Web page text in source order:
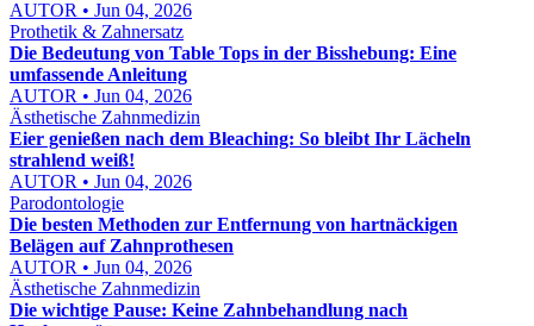
AUTOR • Jun 04, 2026
Prothetik & Zahnersatz
Die Bedeutung von Table Tops in der Bisshebung: Eine
umfassende Anleitung
AUTOR • Jun 04, 2026
Ästhetische Zahnmedizin
Eier genießen nach dem Bleaching: So bleibt Ihr Lächeln
strahlend weiß!
AUTOR • Jun 04, 2026
Parodontologie
Die besten Methoden zur Entfernung von hartnäckigen
Belägen auf Zahnprothesen
AUTOR • Jun 04, 2026
Ästhetische Zahnmedizin
Die wichtige Pause: Keine Zahnbehandlung nach